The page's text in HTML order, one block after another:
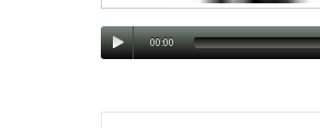
00:00